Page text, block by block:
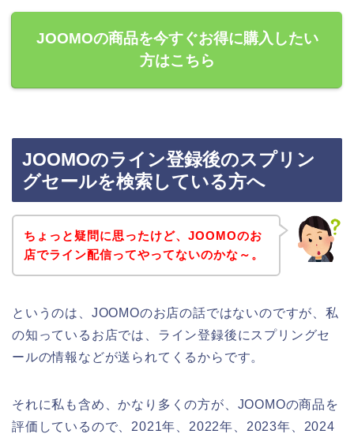
JOOMOの商品を今すぐお得に購入したい
方はこちら
JOOMOのライン登録後のスプリン
グセールを検索している方へ
ちょっと疑問に思ったけど、JOOMOのお
店でライン配信ってやってないのかな～。
というのは、JOOMOのお店の話ではないのですが、私
の知っているお店では、ライン登録後にスプリングセ
ールの情報などが送られてくるからです。
それに私も含め、かなり多くの方が、JOOMOの商品を
評価しているので、2021年、2022年、2023年、2024